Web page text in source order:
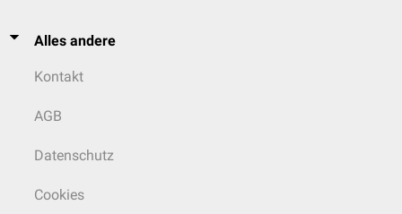
Alles andere
Kontakt
AGB
Datenschutz
Cookies